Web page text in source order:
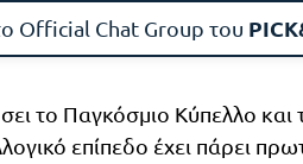
Official Chat Group του
το Παγκόσμιο Κύπελλο και
επίπεδο έχει πάρει